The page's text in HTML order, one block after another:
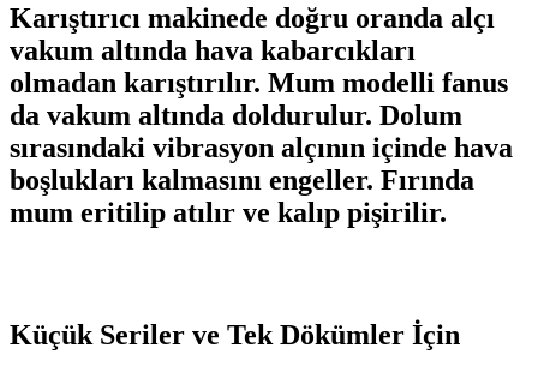
Karıştırıcı makinede doğru oranda alçı
vakum altında hava kabarcıkları
olmadan karıştırılır. Mum modelli fanus
da vakum altında doldurulur. Dolum
sırasındaki vibrasyon alçının içinde hava
boşlukları kalmasını engeller. Fırında
mum eritilip atılır ve kalıp pişirilir.
Küçük Seriler ve Tek Dökümler İçin